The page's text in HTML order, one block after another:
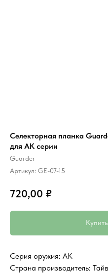
Cелекторная планка
для AK серии
Guarder
Артикул: GE-07-15
720,00 ₽
Купить
Серия оружия: AK
Страна производитель: